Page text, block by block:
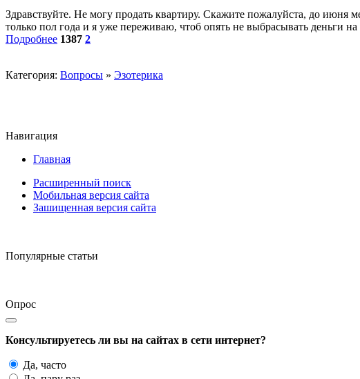
Здравствуйте. Не могу продать квартиру. Скажите пожалуйста, до июня
только пол года и я уже переживаю, чтоб опять не выбрасывать деньги
Подробнее 1387 2
Категория: Вопросы » Эзотерика
Навигация
Главная
Расширенный поиск
Мобильная версия сайта
Зашищенная версия сайта
Популярные статьи
Опрос
Консультируетесь ли вы на сайтах в сети интернет?
Да, часто